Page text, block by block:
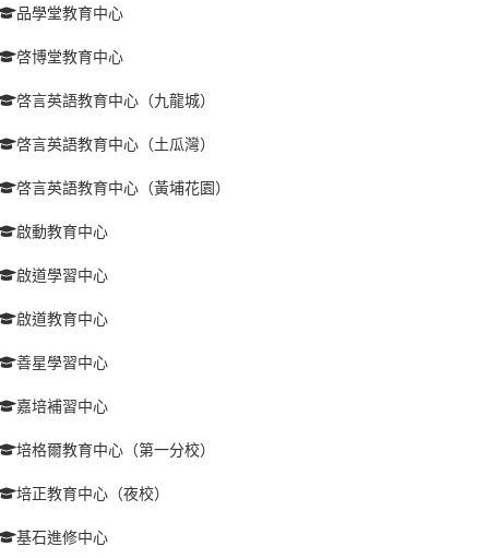
品學堂教育中心
啓博堂教育中心
啓言英語教育中心（九龍城）
啓言英語教育中心（土瓜灣）
啓言英語教育中心（黃埔花園）
啟動教育中心
啟道學習中心
啟道教育中心
善星學習中心
嘉培補習中心
培格爾教育中心（第一分校）
培正教育中心（夜校）
基石進修中心